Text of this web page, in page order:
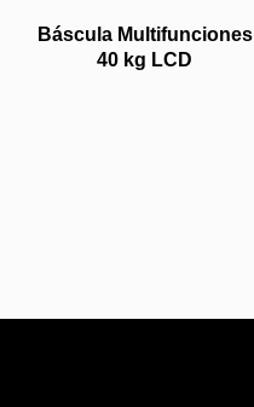
Báscula Multifunciones
40 kg LCD